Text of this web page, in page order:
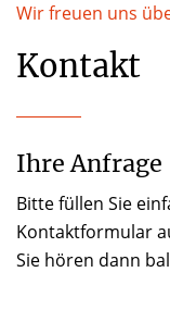
Wir freuen uns
Kontakt
Ihre Anfrage
Bitte füllen Sie
Kontaktformular
Sie hören dann